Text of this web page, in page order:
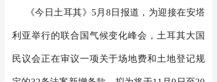
《今日土耳其》5月8日报道，为迎接在安塔
利亚举行的联合国气候变化峰会，土耳其大国
民议会正在审议一项关于场地费和土地登记规